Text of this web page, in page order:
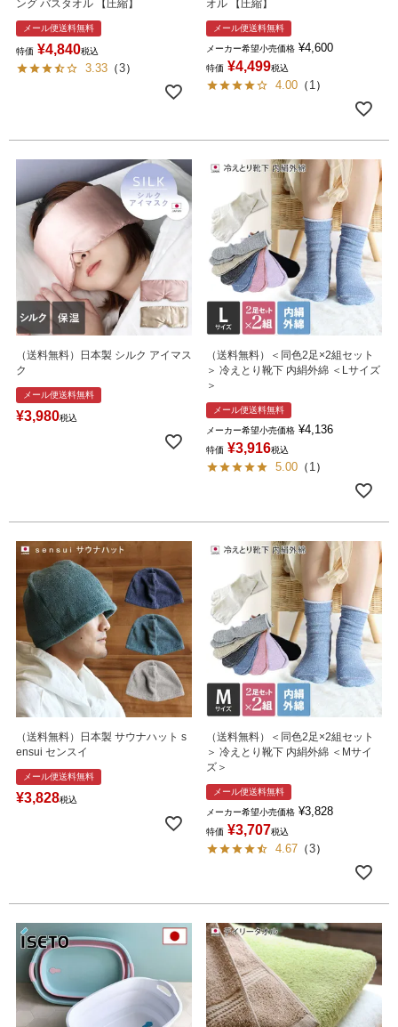
ング バスタオル 【圧縮】
メール便送料無料
特価 ¥4,840税込
3.33 （3）
オル 【圧縮】
メール便送料無料
メーカー希望小売価格 ¥4,600
特価 ¥4,499税込
4.00 （ 1 ）
（送料無料）日本製 シルク アイマス
ク
メール便送料無料
¥3,980税込
（送料無料）＜同色2足×2組セット
＞ 冷えとり靴下 内絹外綿 ＜Lサイズ
＞
メール便送料無料
メーカー希望小売価格 ¥4,136
特価 ¥3,916税込
5.00 （ 1 ）
（送料無料）日本製 サウナハット s
ensui センスイ
メール便送料無料
¥3,828税込
（送料無料）＜同色2足×2組セット
＞ 冷えとり靴下 内絹外綿 ＜Mサイ
ズ＞
メール便送料無料
メーカー希望小売価格 ¥3,828
特価 ¥3,707税込
4.67 （3）